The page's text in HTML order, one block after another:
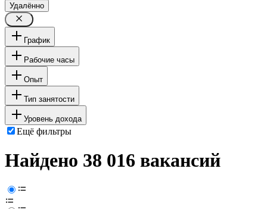
Удалённо
График
Рабочие часы
Опыт
Тип занятости
Уровень дохода
Ещё фильтры
Найдено 38 016 вакансий